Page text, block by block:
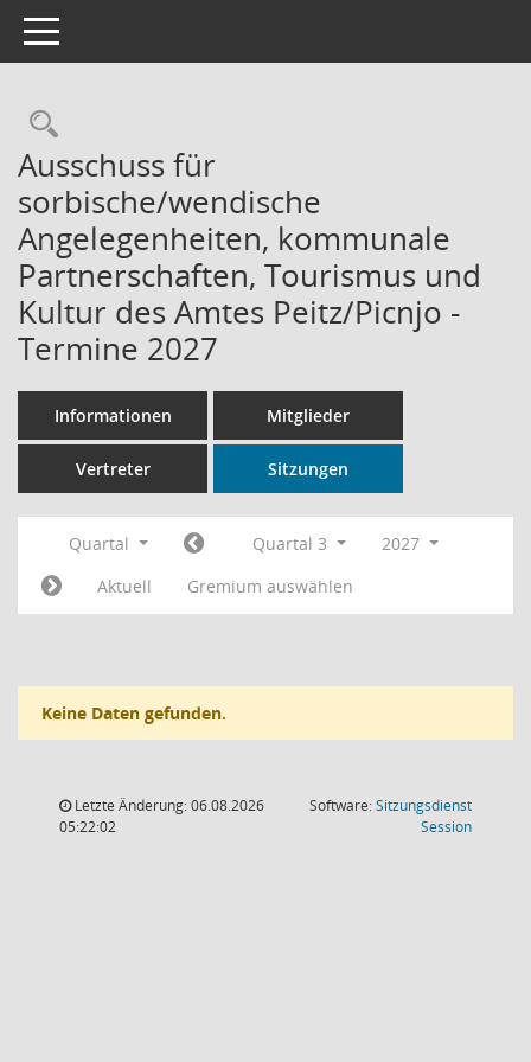
Toggle navigation
Rechercheauswahl
Ausschuss für
sorbische/wendische
Angelegenheiten, kommunale
Partnerschaften, Tourismus und
Kultur des Amtes Peitz/Picnjo -
Termine 2027
Informationen Mitglieder
Vertreter Sitzungen
Quartal Quartal 3
2027
Aktuell
Gremium auswählen
Keine Daten gefunden.
Letzte Änderung: 06.08.2026
05:22:02
Software:Sitzungsdienst
Session(Wird in